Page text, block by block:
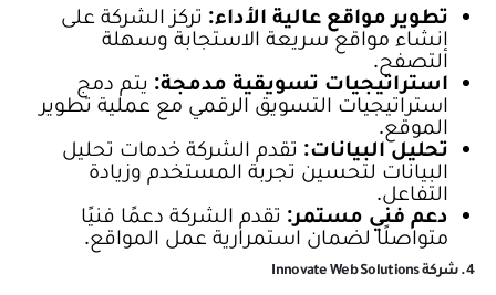
تطوير مواقع عالية الأداء: تركز الشركة على
إنشاء مواقع سريعة الاستجابة وسهلة
التصفح.
استراتيجيات تسويقية مدمجة: يتم دمج
استراتيجيات التسويق الرقمي مع عملية تطوير
الموقع.
تحليل البيانات: تقدم الشركة خدمات تحليل
البيانات لتحسين تجربة المستخدم وزيادة
التفاعل.
دعم فني مستمر: تقدم الشركة دعمًا فنيًا
متواصلًا لضمان استمرارية عمل المواقع.
4. شركة Innovate Web Solutions